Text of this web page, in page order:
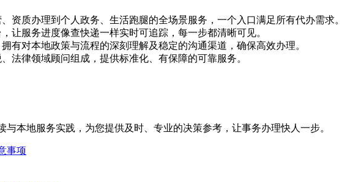
资质办理到个人政务、生活跑腿的全场景服务，一个入口满足所有代办需求。
让服务进度像查快递一样实时可追踪，每一步都清晰可见。
有对本地政策与流程的深刻理解及稳定的沟通渠道，确保高效办理。
法律领域顾问组成，提供标准化、有保障的可靠服务。
本地服务实践，为您提供及时、专业的决策参考，让事务办理快人一步。